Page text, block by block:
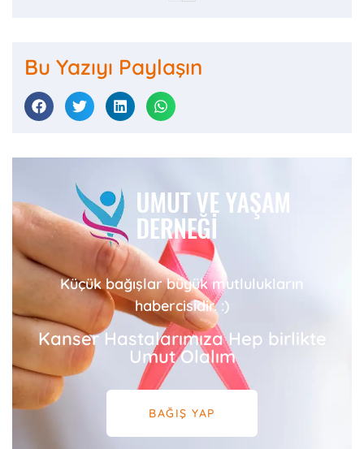
Bu Yazıyı Paylaşın
Küçük bağışlar büyük mutlulukların
habercisidir. :)
Kanser Hastalarımıza Hep birlikte
Umut Olalım
BAĞIŞ YAP